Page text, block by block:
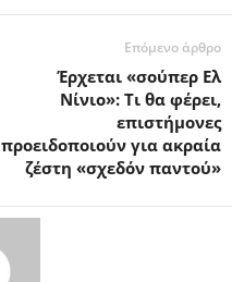
Επόμενο άρθρο
Έρχεται «σούπερ Ελ
Νίνιο»: Τι θα φέρει,
επιστήμονες
προειδοποιούν για ακραία
ζέστη «σχεδόν παντού»